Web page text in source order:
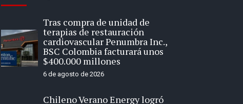
Tras compra de unidad de
terapias de restauración
cardiovascular Penumbra Inc.,
BSC Colombia facturará unos
$400.000 millones
6 de agosto de 2026
Chileno Verano Energy logró